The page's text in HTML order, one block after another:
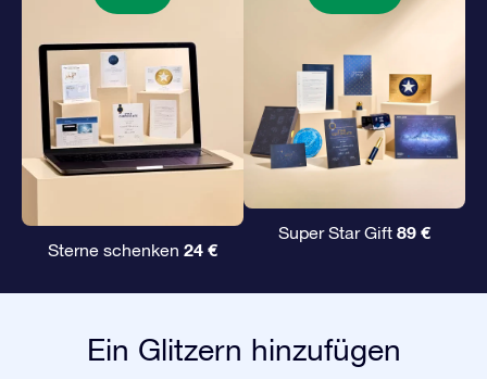
Sterne schenken 24 €
Super Star Gift 89 €
Ein Glitzern hinzufügen